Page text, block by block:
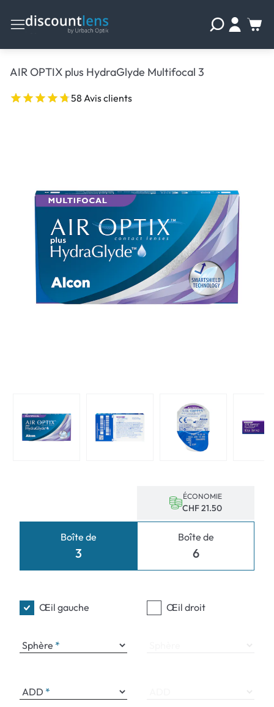
AIR OPTIX plus HydraGlyde Multifocal 3
58 Avis clients
Boîte de
3
ÉCONOMIE
CHF 21.50
Boîte de
6
Œil gauche
Sphère
ADD
Œil droit